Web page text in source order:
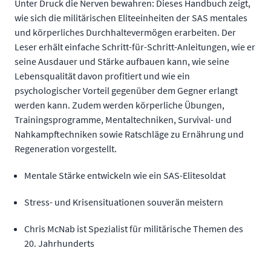
Unter Druck die Nerven bewahren: Dieses Handbuch zeigt,
wie sich die militärischen Eliteeinheiten der SAS mentales
und körperliches Durchhaltevermögen erarbeiten. Der
Leser erhält einfache Schritt-für-Schritt-Anleitungen, wie er
seine Ausdauer und Stärke aufbauen kann, wie seine
Lebensqualität davon profitiert und wie ein
psychologischer Vorteil gegenüber dem Gegner erlangt
werden kann. Zudem werden körperliche Übungen,
Trainingsprogramme, Mentaltechniken, Survival- und
Nahkampftechniken sowie Ratschläge zu Ernährung und
Regeneration vorgestellt.
Mentale Stärke entwickeln wie ein SAS-Elitesoldat
Stress- und Krisensituationen souverän meistern
Chris McNab ist Spezialist für militärische Themen des
20. Jahrhunderts